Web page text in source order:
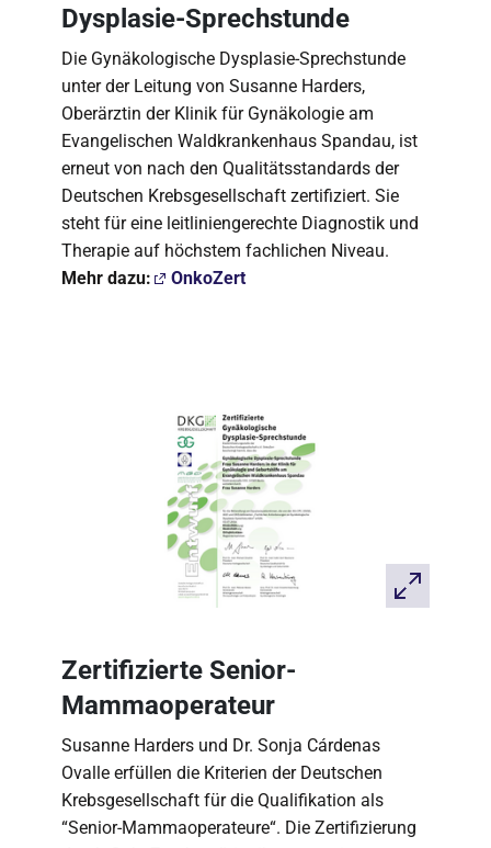
Dysplasie-Sprechstunde
Die Gynäkologische Dysplasie-Sprechstunde
unter der Leitung von Susanne Harders,
Oberärztin der Klinik für Gynäkologie am
Evangelischen Waldkrankenhaus Spandau, ist
erneut von nach den Qualitätsstandards der
Deutschen Krebsgesellschaft zertifiziert. Sie
steht für eine leitliniengerechte Diagnostik und
Therapie auf höchstem fachlichen Niveau.
Mehr dazu:
OnkoZert
Zertifizierte Senior-
Mammaoperateur
Susanne Harders und Dr. Sonja Cárdenas
Ovalle erfüllen die Kriterien der Deutschen
Krebsgesellschaft für die Qualifikation als
“Senior-Mammaoperateure“. Die Zertifizierung